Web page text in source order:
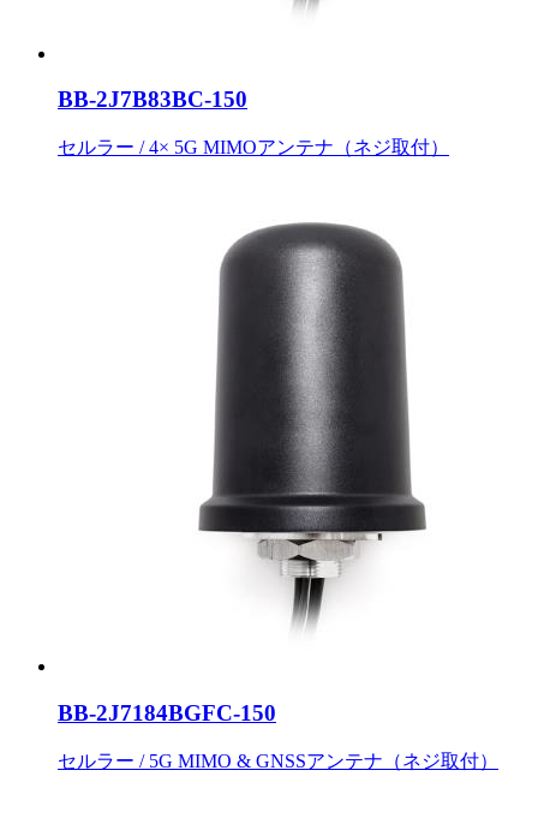
BB-2J7B83BC-150
セルラー / 4× 5G MIMOアンテナ（ネジ取付）
BB-2J7184BGFC-150
セルラー / 5G MIMO & GNSSアンテナ（ネジ取付）